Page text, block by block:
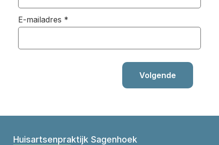
E-mailadres *
Volgende
Huisartsenpraktijk Sagenhoek